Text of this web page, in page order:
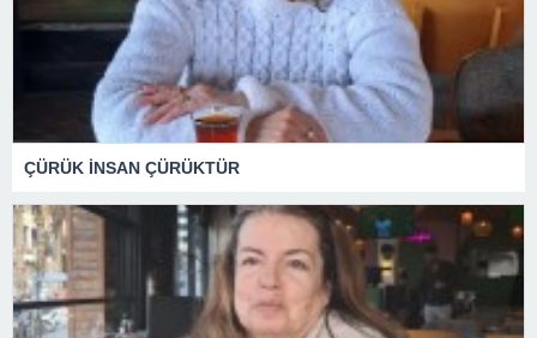
ÇÜRÜK İNSAN ÇÜRÜKTÜR